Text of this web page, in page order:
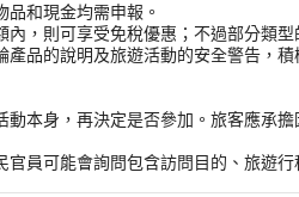
和現金均需申報。
，則可享受免稅優惠；不過部分類型
品的說明及旅遊活動的安全警告，
本身，再決定是否參加。旅客應承擔
員可能會詢問包含訪問目的、旅遊